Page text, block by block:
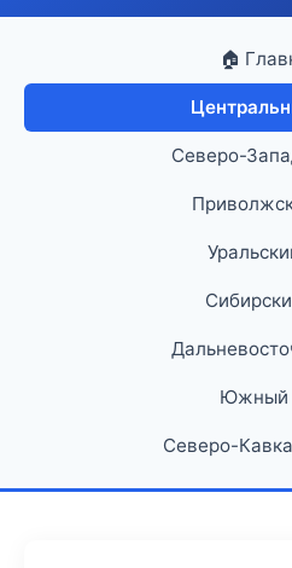
🏠
Северо-
Южный
Северо-